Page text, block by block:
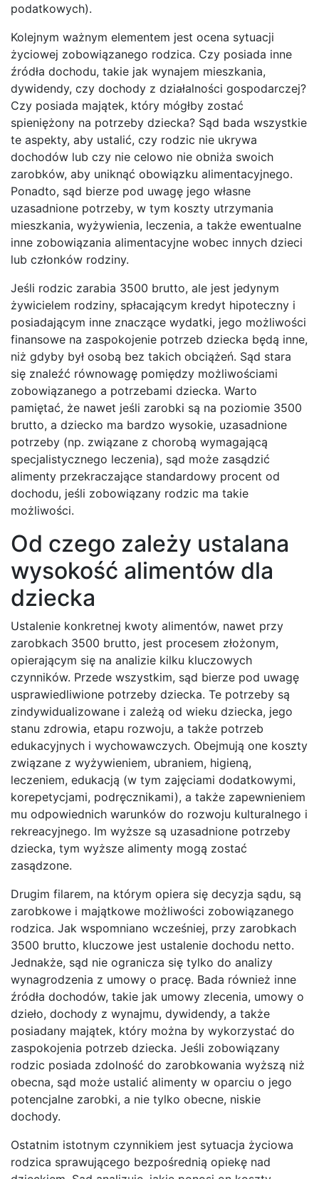
podatkowych).
Kolejnym ważnym elementem jest ocena sytuacji
życiowej zobowiązanego rodzica. Czy posiada inne
źródła dochodu, takie jak wynajem mieszkania,
dywidendy, czy dochody z działalności gospodarczej?
Czy posiada majątek, który mógłby zostać
spieniężony na potrzeby dziecka? Sąd bada wszystkie
te aspekty, aby ustalić, czy rodzic nie ukrywa
dochodów lub czy nie celowo nie obniża swoich
zarobków, aby uniknąć obowiązku alimentacyjnego.
Ponadto, sąd bierze pod uwagę jego własne
uzasadnione potrzeby, w tym koszty utrzymania
mieszkania, wyżywienia, leczenia, a także ewentualne
inne zobowiązania alimentacyjne wobec innych dzieci
lub członków rodziny.
Jeśli rodzic zarabia 3500 brutto, ale jest jedynym
żywicielem rodziny, spłacającym kredyt hipoteczny i
posiadającym inne znaczące wydatki, jego możliwości
finansowe na zaspokojenie potrzeb dziecka będą inne,
niż gdyby był osobą bez takich obciążeń. Sąd stara
się znaleźć równowagę pomiędzy możliwościami
zobowiązanego a potrzebami dziecka. Warto
pamiętać, że nawet jeśli zarobki są na poziomie 3500
brutto, a dziecko ma bardzo wysokie, uzasadnione
potrzeby (np. związane z chorobą wymagającą
specjalistycznego leczenia), sąd może zasądzić
alimenty przekraczające standardowy procent od
dochodu, jeśli zobowiązany rodzic ma takie
możliwości.
Od czego zależy ustalana
wysokość alimentów dla
dziecka
Ustalenie konkretnej kwoty alimentów, nawet przy
zarobkach 3500 brutto, jest procesem złożonym,
opierającym się na analizie kilku kluczowych
czynników. Przede wszystkim, sąd bierze pod uwagę
usprawiedliwione potrzeby dziecka. Te potrzeby są
zindywidualizowane i zależą od wieku dziecka, jego
stanu zdrowia, etapu rozwoju, a także potrzeb
edukacyjnych i wychowawczych. Obejmują one koszty
związane z wyżywieniem, ubraniem, higieną,
leczeniem, edukacją (w tym zajęciami dodatkowymi,
korepetycjami, podręcznikami), a także zapewnieniem
mu odpowiednich warunków do rozwoju kulturalnego i
rekreacyjnego. Im wyższe są uzasadnione potrzeby
dziecka, tym wyższe alimenty mogą zostać
zasądzone.
Drugim filarem, na którym opiera się decyzja sądu, są
zarobkowe i majątkowe możliwości zobowiązanego
rodzica. Jak wspomniano wcześniej, przy zarobkach
3500 brutto, kluczowe jest ustalenie dochodu netto.
Jednakże, sąd nie ogranicza się tylko do analizy
wynagrodzenia z umowy o pracę. Bada również inne
źródła dochodów, takie jak umowy zlecenia, umowy o
dzieło, dochody z wynajmu, dywidendy, a także
posiadany majątek, który można by wykorzystać do
zaspokojenia potrzeb dziecka. Jeśli zobowiązany
rodzic posiada zdolność do zarobkowania wyższą niż
obecna, sąd może ustalić alimenty w oparciu o jego
potencjalne zarobki, a nie tylko obecne, niskie
dochody.
Ostatnim istotnym czynnikiem jest sytuacja życiowa
rodzica sprawującego bezpośrednią opiekę nad